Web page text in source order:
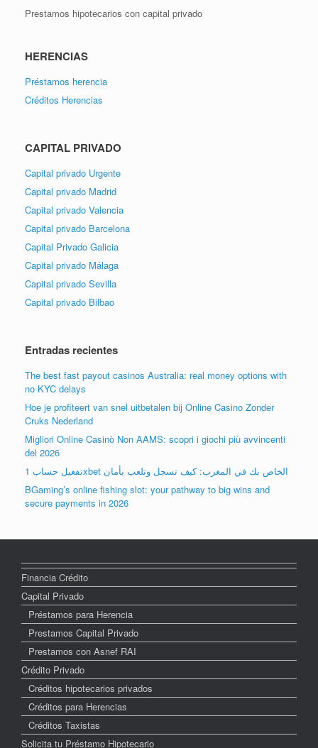
Prestamos hipotecarios con capital privado
HERENCIAS
Préstamos herencia
Créditos Herencias
CAPITAL PRIVADO
Capital privado Urgente
Capital privado Madrid
Capital privado Valencia
Capital privado Barcelona
Capital Privado Galicia
Capital privado Málaga
Capital privado Sevilla
Capital privado Bilbao
Entradas recientes
The best fast payout casinos Australia: real money options with
no KYC delays
Hoe je profiteert van snel uitbetalen bij Online Casino Zonder
Cruks Nederland
Migliori Online Casinò Non AAMS: scopri i giochi più avvincenti
del 2026
تفعيل حساب 1xbet الخاص بك في المغرب: كيف تسجل وتلعب بأمان
BGaming’s online fishing slot: your pathway to big wins and
secure payments in 2026
Financia Crédito
Capital Privado
Préstamos para Herencia
Prestamos Capital Privado
Prestamos con Asnef RAI
Crédito Privado
Créditos hipotecarios privados
Créditos para Herencias
Créditos Taxistas
Solicita tu Préstamo Hipotecario